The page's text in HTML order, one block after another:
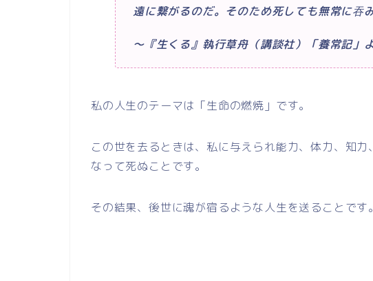
遠に繋がるのだ。そのため死しても無常に吞
～『生くる』執行草舟（講談社）「養常記」
私の人生のテーマは「生命の燃焼」です。
この世を去るときは、私に与えられ能力、体力、知
なって死ぬことです。
その結果、後世に魂が宿るような人生を送ることです。